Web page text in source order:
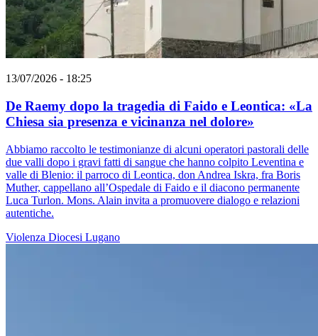
13/07/2026 - 18:25
De Raemy dopo la tragedia di Faido e Leontica: «La
Chiesa sia presenza e vicinanza nel dolore»
Abbiamo raccolto le testimonianze di alcuni operatori pastorali delle
due valli dopo i gravi fatti di sangue che hanno colpito Leventina e
valle di Blenio: il parroco di Leontica, don Andrea Iskra, fra Boris
Muther, cappellano all’Ospedale di Faido e il diacono permanente
Luca Turlon. Mons. Alain invita a promuovere dialogo e relazioni
autentiche.
Violenza Diocesi Lugano